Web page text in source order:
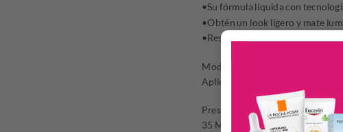
•Su fórmula líquida con
•Obtén un look ligero y mate
•Resistente al agua y la
Modo de uso:
Aplicar en el rostro y difuminar
Presentación:
35 Ml.